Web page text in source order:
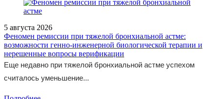
5 августа 2026
Феномен ремиссии при тяжелой бронхиальной астме:
возможности генно-инженерной биологической терапии и
нерешенные вопросы верификации
Еще недавно при тяжелой бронхиальной астме успехом
считалось уменьшение...